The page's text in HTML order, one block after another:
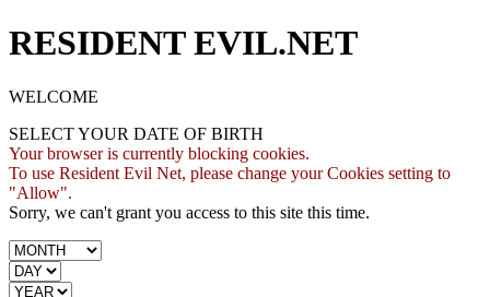
RESIDENT EVIL.NET
WELCOME
SELECT YOUR DATE OF BIRTH
Your browser is currently blocking cookies.
To use Resident Evil Net, please change your Cookies setting to
"Allow".
Sorry, we can't grant you access to this site this time.